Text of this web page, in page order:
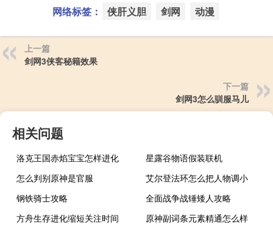
网络标签： 侠肝义胆 剑网 动漫
上一篇
剑网3侠客秘籍效果
下一篇
剑网3怎么驯服马儿
相关问题
洛克王国赤焰宝宝怎样进化
星露谷物语假装联机
怎么判别原神是官服
艾尔登法环怎么把人物调小
钢铁骑士攻略
全面战争战锤矮人攻略
方舟生存进化缩短关注时间
原神副词条元素精通怎么样